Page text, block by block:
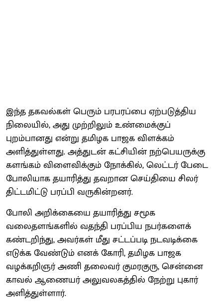
இந்த தகவல்கள் பெரும் பரபரப்பை ஏற்படுத்திய
நிலையில், அது முற்றிலும் உண்மைக்குப்
புறம்பானது என்று தமிழக பாஜக விளக்கம்
அளித்துள்ளது. அத்துடன் கட்சியின் நற்பெயருக்கு
களங்கம் விளைவிக்கும் நோக்கில், லெட்டர் பேடை
போலியாக தயாரித்து தவறான செய்தியை சிலர்
திட்டமிட்டு பரப்பி வருகின்றனர்.
போலி அறிக்கையை தயாரித்து சமூக
வலைதளங்களில் வதந்தி பரப்பிய நபர்களைக்
கண்டறிந்து, அவர்கள் மீது சட்டப்படி நடவடிக்கை
எடுக்க வேண்டும் எனக் கோரி, தமிழக பாஜக
வழக்கறிஞர் அணி தலைவர் குமரகுரு, சென்னை
காவல் ஆணையர் அலுவலகத்தில் நேற்று புகார்
அளித்துள்ளார்.